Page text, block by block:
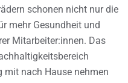
schonen nicht nur die
mehr Gesundheit und
Mitarbeiter:innen. Das
mit nach Hause nehmen